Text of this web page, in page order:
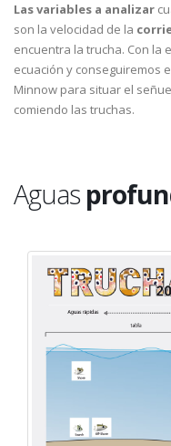
Las variables a analizar
son la velocidad de la
encuentra la trucha. Con la
ecuación y conseguiremos
Minnow para situar el
comiendo las truchas.
Aguas